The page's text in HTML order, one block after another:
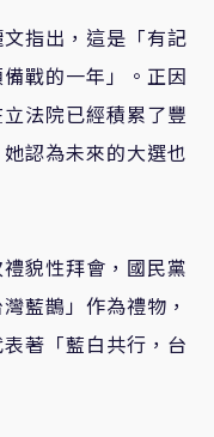
指出，這是「有記
戰的一年」。正因
法院已經積累了豐
認為未來的大選也
貌性拜會，國民黨
藍鵲」作為禮物，
著「藍白共行，台